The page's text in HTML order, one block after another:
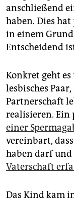
genossenschaft
epaper login
anschließend
haben. Dies
in einem
Entscheidend
Konkret geht
lesbisches
Partnerschaft
realisieren. Ein
einer
vereinbart,
haben darf und
Vaterschaft
Das Kind kam